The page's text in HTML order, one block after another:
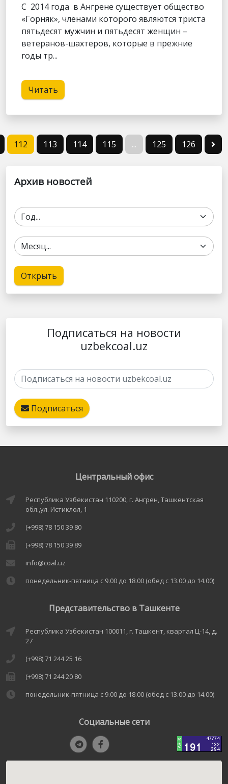
С 2014 года в Ангрене существует общество
«Горняк», членами которого являются триста
пятьдесят мужчин и пятьдесят женщин –
ветеранов-шахтеров, которые в прежние
годы тр...
Читать
112 113 114 115 ... 125 126
Архив новостей
Открыть
Подписаться на новости
uzbekcoal.uz
Подписаться
Центральный офис
Республика Узбекистан 110200, г. Ангрен, Ташкентская
обл.,ул. Истиклол, 1
(+998) 78 150 39 80
(+998) 78 150 39 89
info@coal.uz
понедельник-пятница с 9.00 до 18.00 (обед с 13.00 до 14.00)
Представительство в Ташкенте
Республика Узбекистан 100011, г. Ташкент, квартал Ц-14, д.
27
(+998) 71 244 25 16
(+998) 71 244 20 80
понедельник-пятница с 9.00 до 18.00 (обед с 13.00 до 14.00)
Социальные сети